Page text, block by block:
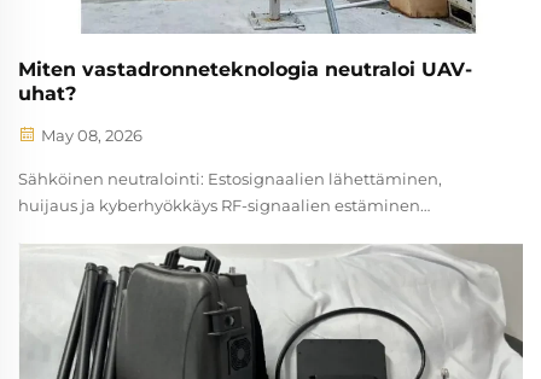
Miten vastadronneteknologia neutraloi UAV-
uhat?
May 08, 2026
Sähköinen neutralointi: Estosignaalien lähettäminen,
huijaus ja kyberhyökkäys RF-signaalien estäminen
estäminen on edelleen laajimmin käytetty sähköinen
vastatoimi sotilasalusjärjestelmissä, jotka torjuvat lennokkia.
Se toimii täyttämällä korkean tehon elektromagneettisella
kohinalla lennokin ja operaattorin välinen
viestintätaajuusalue – mikä häiritsee komento- ja